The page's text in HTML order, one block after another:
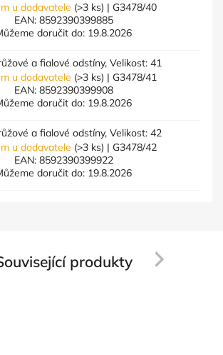
u dodavatele (>3 ks) | G3478/40
EAN: 8592390399885
doručit do: 19.8.2026
a fialové odstíny, Velikost: 41
u dodavatele (>3 ks) | G3478/41
EAN: 8592390399908
doručit do: 19.8.2026
a fialové odstíny, Velikost: 42
u dodavatele (>3 ks) | G3478/42
EAN: 8592390399922
doručit do: 19.8.2026
produkty Next